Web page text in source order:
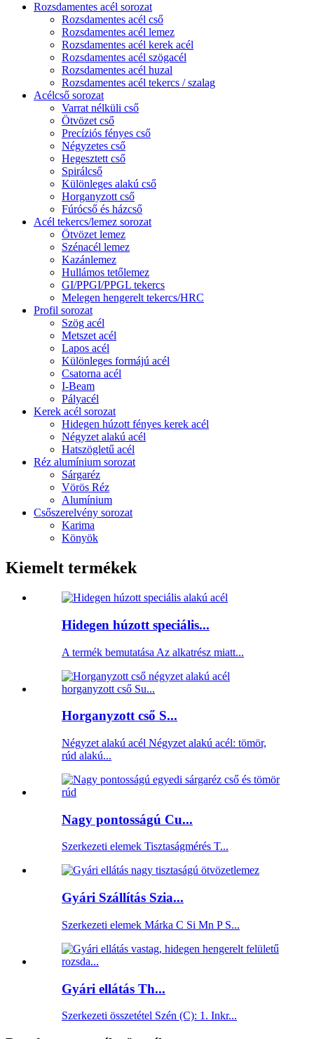
Rozsdamentes acél sorozat
Rozsdamentes acél cső
Rozsdamentes acél lemez
Rozsdamentes acél kerek acél
Rozsdamentes acél szögacél
Rozsdamentes acél huzal
Rozsdamentes acél tekercs / szalag
Acélcső sorozat
Varrat nélküli cső
Ötvözet cső
Precíziós fényes cső
Négyzetes cső
Hegesztett cső
Spirálcső
Különleges alakú cső
Horganyzott cső
Fúrócső és házcső
Acél tekercs/lemez sorozat
Ötvözet lemez
Szénacél lemez
Kazánlemez
Hullámos tetőlemez
GI/PPGI/PPGL tekercs
Melegen hengerelt tekercs/HRC
Profil sorozat
Szög acél
Metszet acél
Lapos acél
Különleges formájú acél
Csatorna acél
I-Beam
Pályacél
Kerek acél sorozat
Hidegen húzott fényes kerek acél
Négyzet alakú acél
Hatszögletű acél
Réz alumínium sorozat
Sárgaréz
Vörös Réz
Alumínium
Csőszerelvény sorozat
Karima
Könyök
Kiemelt termékek
Hidegen húzott speciális...
A termék bemutatása Az alkatrész miatt...
Horganyzott cső S...
Négyzet alakú acél Négyzet alakú acél: tömör,
rúd alakú...
Nagy pontosságú Cu...
Szerkezeti elemek Tisztaságmérés T...
Gyári Szállítás Szia...
Szerkezeti elemek Márka C Si Mn P S...
Gyári ellátás Th...
Szerkezeti összetétel Szén (C): 1. Inkr...